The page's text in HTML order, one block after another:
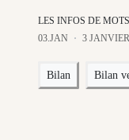
LES INFOS DE
03.JAN
3
Bilan Bilan